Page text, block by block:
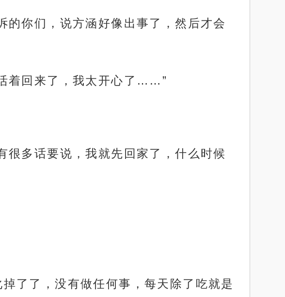
的你们，说方涵好像出事了，然后才会
着回来了，我太开心了……”
很多话要说，我就先回家了，什么时候
了了，没有做任何事，每天除了吃就是